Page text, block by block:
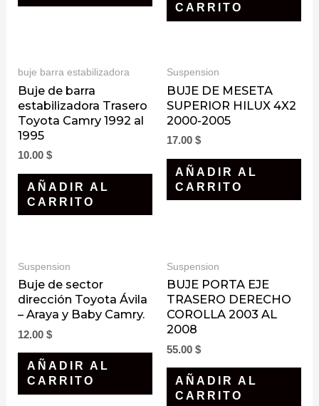
CARRITO
buje barra estabilizadora
Buje de barra
estabilizadora Trasero
Toyota Camry 1992 al
1995
10.00$
AÑADIR AL
CARRITO
Suspension
BUJE DE MESETA
SUPERIOR HILUX 4X2
2000-2005
17.00 $
AÑADIR AL
CARRITO
Suspension
Buje de sector
dirección Toyota Ávila
– Araya y Baby Camry.
12.00$
AÑADIR AL
CARRITO
Suspension
BUJE PORTA EJE
TRASERO DERECHO
COROLLA 2003 AL
2008
55.00 $
AÑADIR AL
CARRITO